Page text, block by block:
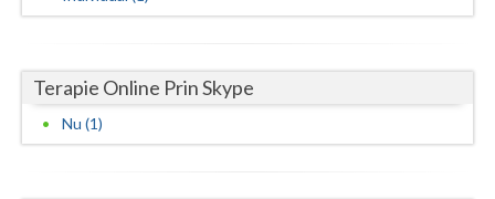
Satu-Mare
Sibiu
Terapie Online Prin Skype
Nu (1)